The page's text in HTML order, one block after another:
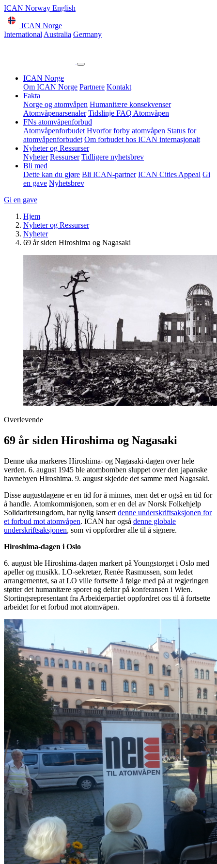
ICAN Norway English
ICAN Norge
International Australia Germany
ICAN Norge
Om ICAN Norge Partnere Kontakt
Fakta
Norge og atomvåpen Humanitære konsekvenser
Atomvåpenarsenaler Tidslinje FAQ Atomvåpen
FNs atomvåpenforbud
Atomvåpenforbudet Hvorfor forby atomvåpen Status for
atomvåpenforbudet Om forbudet hos ICAN internasjonalt
Nyheter og Ressurser
Nyheter Ressurser Tidligere nyhetsbrev
Bli med
Dette kan du gjøre Bli ICAN-partner ICAN Cities Appeal Gi
en gave Nyhetsbrev
Gi en gave
Hjem
Nyheter og Ressurser
Nyheter
69 år siden Hiroshima og Nagasaki
Overlevende
69 år siden Hiroshima og Nagasaki
Denne uka markeres Hiroshima- og Nagasaki-dagen over hele
verden. 6. august 1945 ble atombomben sluppet over den japanske
havnebyen Hiroshima. 9. august skjedde det samme med Nagasaki.
Disse augustdagene er en tid for å minnes, men det er også en tid for
å handle. Atomkommisjonen, som er en del av Norsk Folkehjelp
Solidaritetsungdom, har nylig lansert denne underskriftsaksjonen for
et forbud mot atomvåpen. ICAN har også denne globale
underskriftsaksjonen, som vi oppfordrer alle til å signere.
Hiroshima-dagen i Oslo
6. august ble Hiroshima-dagen markert på Youngstorget i Oslo med
apeller og musikk. LO-sekretær, Renée Rasmussen, som ledet
arrangementet, sa at LO ville fortsette å følge med på at regjeringen
støtter det humanitære sporet og deltar på konferansen i Wien.
Stortingsrepresentant fra Arbeiderpartiet oppfordret oss til å fortsette
arbeidet for et forbud mot atomvåpen.